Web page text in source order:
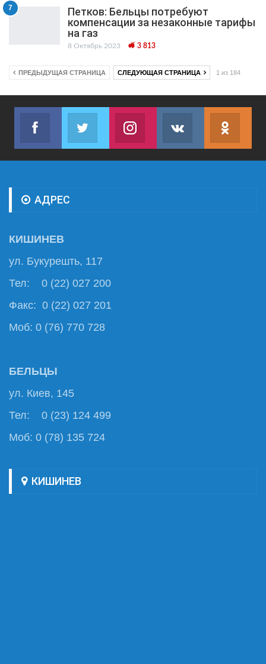
7
Петков: Бельцы потребуют
компенсации за незаконные тарифы
на газ
8 Октябрь 2023 3 813
ПРЕДЫДУЩАЯ СТРАНИЦА СЛЕДУЮЩАЯ СТРАНИЦА 1 из 184
Facebook
Join us on Facebook
Twitter
Join us on TwitterJoin us on InstagramJoin us on VK
АДРЕС
КИШИНЕВ
ул. Букурешть, 117
Тел: 0 (22) 027 200
Факс: 0 (22) 027 201
Моб: 0 (76) 770 728
БЕЛЬЦЫ
ул. Киев, 145
Тел: 0 (23) 124 499
Моб: 0 (78) 135 724
КИШИНЕВ